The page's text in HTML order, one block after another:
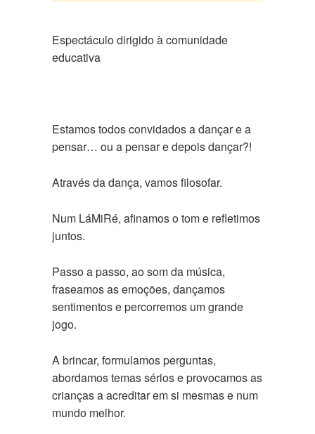
Espectáculo dirigido à comunidade
educativa
Estamos todos convidados a dançar e a
pensar… ou a pensar e depois dançar?!
Através da dança, vamos filosofar.
Num LáMiRé, afinamos o tom e refletimos
juntos.
Passo a passo, ao som da música,
fraseamos as emoções, dançamos
sentimentos e percorremos um grande
jogo.
A brincar, formulamos perguntas,
abordamos temas sérios e provocamos as
crianças a acreditar em si mesmas e num
mundo melhor.